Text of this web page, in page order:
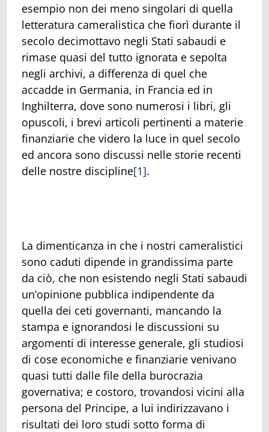
esempio non dei meno singolari di quella
letteratura cameralistica che fiorì durante il
secolo decimottavo negli Stati sabaudi e
rimase quasi del tutto ignorata e sepolta
negli archivi, a differenza di quel che
accadde in Germania, in Francia ed in
Inghilterra, dove sono numerosi i libri, gli
opuscoli, i brevi articoli pertinenti a materie
finanziarie che videro la luce in quel secolo
ed ancora sono discussi nelle storie recenti
delle nostre discipline[1].
La dimenticanza in che i nostri cameralistici
sono caduti dipende in grandissima parte
da ciò, che non esistendo negli Stati sabaudi
un’opinione pubblica indipendente da
quella dei ceti governanti, mancando la
stampa e ignorandosi le discussioni su
argomenti di interesse generale, gli studiosi
di cose economiche e finanziarie venivano
quasi tutti dalle file della burocrazia
governativa; e costoro, trovandosi vicini alla
persona del Principe, a lui indirizzavano i
risultati dei loro studi sotto forma di